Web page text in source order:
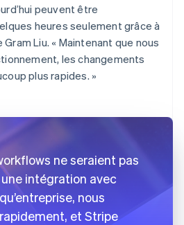
peuvent être
heures seulement grâce à
Gram Liu. « Maintenant que nous
les changements
plus rapides. »
ne seraient pas
intégration avec
nous
et Stripe